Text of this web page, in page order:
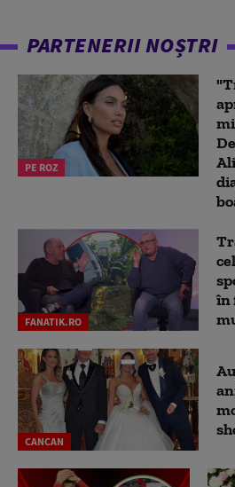
PARTENERII NOȘTRI
PE ROZ
FANATIK.RO
în
CANCAN